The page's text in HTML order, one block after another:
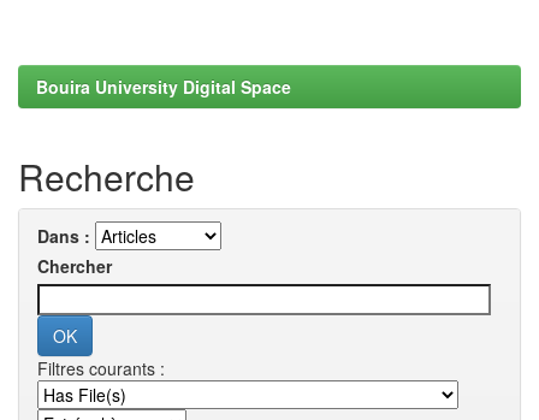
Bouira University Digital Space
Recherche
Dans :
Chercher
Filtres courants :